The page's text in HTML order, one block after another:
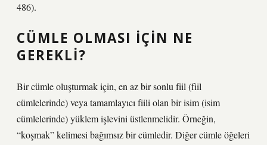
486).
CÜMLE OLMASI IÇIN NE
GEREKLI?
Bir cümle oluşturmak için, en az bir sonlu fiil (fiil
cümlelerinde) veya tamamlayıcı fiili olan bir isim (isim
cümlelerinde) yüklem işlevini üstlenmelidir. Örneğin,
“koşmak” kelimesi bağımsız bir cümledir. Diğer cümle öğeleri